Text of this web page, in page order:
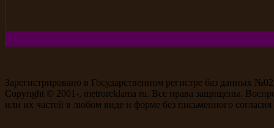
Зарегистрировано в Государственном регистре баз данных
Copyright © 2001-, metroreklama ru. Все права защищены.
или их частей в любом виде и форме без письменного